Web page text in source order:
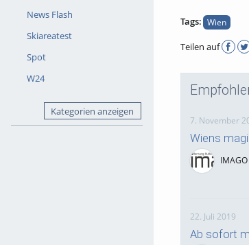
News Flash
Skiareatest
Spot
W24
Kategorien anzeigen
Tags: Wien
Teilen auf
7. November
Wiens
IMAGO
22. Juli 2019
Ab sofort